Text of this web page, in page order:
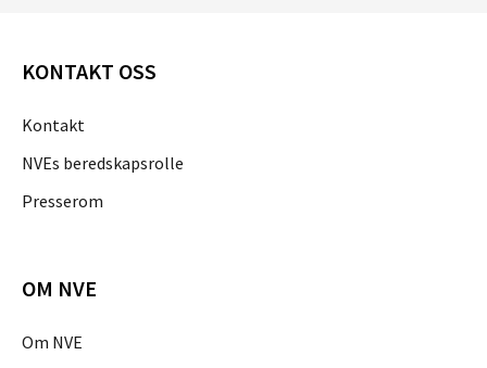
KONTAKT OSS
Kontakt
NVEs beredskapsrolle
Presserom
OM NVE
Om NVE